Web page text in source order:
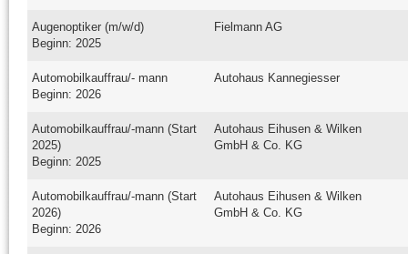
Augenoptiker (m/w/d)
Beginn: 2025
Fielmann AG
Automobilkauffrau/- mann
Beginn: 2026
Autohaus Kannegiesser
Automobilkauffrau/-mann (Start
2025)
Beginn: 2025
Autohaus Eihusen & Wilken
GmbH & Co. KG
Automobilkauffrau/-mann (Start
2026)
Beginn: 2026
Autohaus Eihusen & Wilken
GmbH & Co. KG